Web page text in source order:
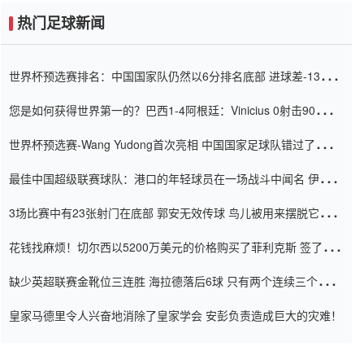
热门足球新闻
世界杯预选赛排名：中国国家队仍然以6分排名底部 进球差-13令人
您是如何获得世界第一的？巴西1-4阿根廷：Vinicius 0射击90分钟
世界杯预选赛-Wang Yudong首次亮相 中国国家足球队错过了世界
最佳中国超级联赛球队：港口的年轻球员在一场战斗中闻名 伊万放
3场比赛中有23张射门在底部 郭安无效传球 鸟儿被用来摆脱它
花钱找麻烦！切尔西以5200万美元的价格购买了菲利克斯 签了7年
缺少英超联赛金靴位三连胜 海拉德落后6球 只有两个连续三个连续
皇家马德里令人兴奋地消除了皇家学会 安彭负责造成巨大的灾难！